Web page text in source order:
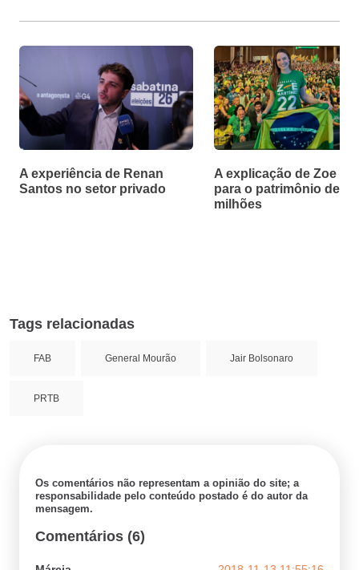
A experiência de Renan
Santos no setor privado
A explicação de Zoe
para o patrimônio de
milhões
Tags relacionadas
FAB General Mourão Jair Bolsonaro
PRTB
Os comentários não representam a opinião do site; a
responsabilidade pelo conteúdo postado é do autor da
mensagem.
Comentários (6)